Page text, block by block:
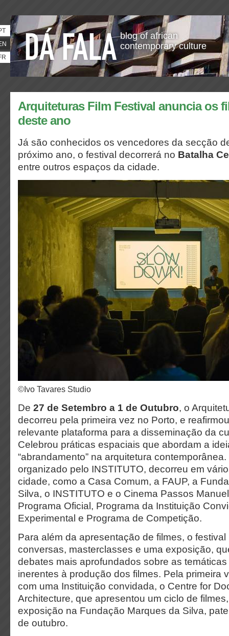
blog of african
contemporary culture
Arquiteturas Film Festival anuncia os
deste ano
Já são conhecidos os vencedores da secção
próximo ano, o festival decorrerá no Batalha
entre outros espaços da cidade.
©Ivo Tavares Studio
De 27 de Setembro a 1 de Outubro, o
decorreu pela primeira vez no Porto, e
relevante plataforma para a disseminação da
Celebrou práticas espaciais que abordam a
“abrandamento” na arquitetura
organizado pelo INSTITUTO, decorreu em
cidade, como a Casa Comum, a FAUP, a
Silva, o INSTITUTO e o Cinema Passos
Programa Oficial, Programa da Instituição
Experimental e Programa de Competição.
Para além da apresentação de filmes, o
conversas, masterclasses e uma exposição,
debates mais aprofundados sobre as
inerentes à produção dos filmes. Pela primeira
com uma Instituição convidada, o Centre for
Architecture, que apresentou um ciclo de
exposição na Fundação Marques da Silva,
de outubro.